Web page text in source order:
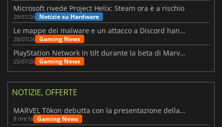
Microsoft rivede Project Helix: Steam ora è a rischio
29/07/26 Notizie su Hardware
Le mappe dei malware e un attacco a Discord hanno colpito Meccha Chameleon
28/07/26 Gaming News
PlayStation Network in tilt durante la beta di Marvel Tōkon
25/07/26 Gaming News
NOTIZIE, OFFERTE
MARVEL Tōkon debutta con la presentazione della roadmap per il primo anno
8 ore fa Gaming News